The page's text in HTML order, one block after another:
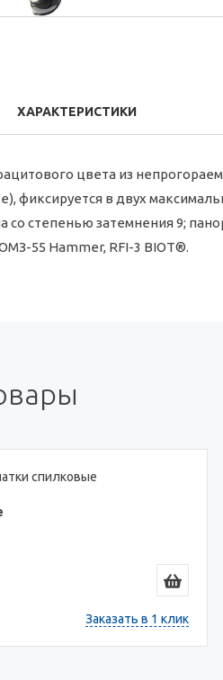
ХАРАКТЕРИСТИКИ
цвета из
фиксируется в двух
со степенью затемнения 9;
55 Hammer, RFI-3 BIOT®.
Заказать в 1 клик